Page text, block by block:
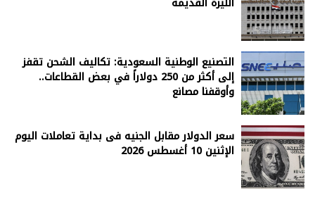
التصنيع الوطنية السعودية: تكاليف الشحن تقفز
إلى أكثر من 250 دولاراً في بعض القطاعات..
وأوقفنا مصانع
سعر الدولار مقابل الجنيه فى بداية تعاملات اليوم
الإثنين 10 أغسطس 2026